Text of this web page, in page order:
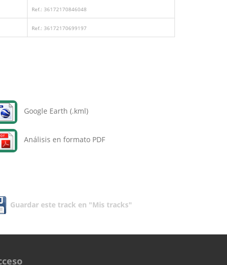
Ref.: 36172170846048
Ref.: 36172170699197
Google Earth (.kml)
Análisis en formato PDF
Guardar este track en "Mis tracks"